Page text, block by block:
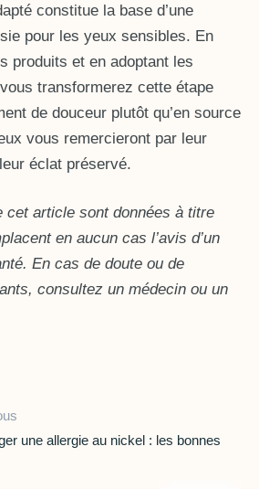
constitue la base d’une
pour les yeux sensibles. En
produits et en adoptant les
transformerez cette étape
de douceur plutôt qu’en source
vous remercieront par leur
éclat préservé.
cet article sont données à titre
en aucun cas l’avis d’un
En cas de doute ou de
consultez un médecin ou un
une allergie au nickel : les bonnes